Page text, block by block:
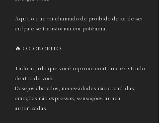
Aqui, o que foi chamado de proibido deixa de ser
culpa e se transforma em potência.
🔥 O CONCEITO
Tudo aquilo que você reprime continua existindo
dentro de você.
Desejos abafados, necessidades não atendidas,
emoções não expressas, sensações nunca
autorizadas.